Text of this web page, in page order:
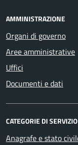
AMMINISTRAZIONE
Organi di governo
Aree amministrative
Uffici
Documenti e dati
CATEGORIE DI SERVIZIO
Anagrafe e stato